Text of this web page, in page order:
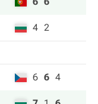
4 2
6 6 4